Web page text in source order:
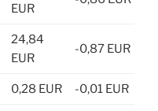
EUR
24,84
EUR
-0,87 EUR
0,28 EUR -0,01 EUR